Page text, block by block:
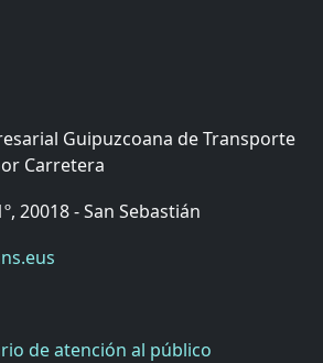
Guipuzcoana de Transporte
Carretera
20018 - San Sebastián
de atención al público